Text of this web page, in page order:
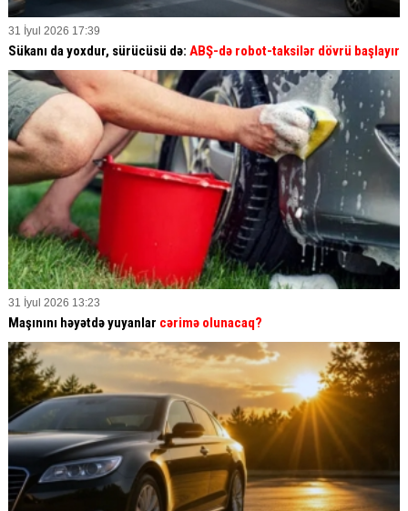
31 İyul 2026 17:39
Sükanı da yoxdur, sürücüsü də: ABŞ-də robot-taksilər dövrü başlayır
31 İyul 2026 13:23
Maşınını həyətdə yuyanlar cərimə olunacaq?